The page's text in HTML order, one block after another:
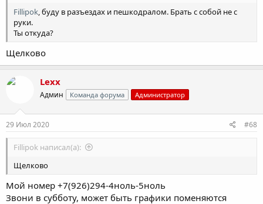
Fillipok, буду в разъездах и пешкодралом. Брать с собой не с
руки.
Ты откуда?
Щелково
Lexx
Админ Команда форума Администратор
29 Июл 2020 #68
Fillipok написал(а):
Щелково
Мой номер +7(926)294-4ноль-5ноль
Звони в субботу, может быть графики поменяются